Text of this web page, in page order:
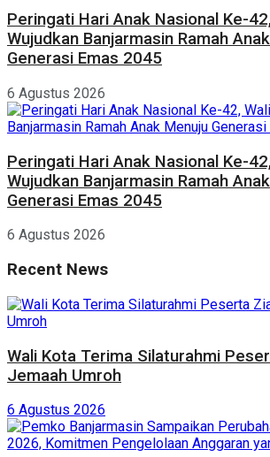
Peringati Hari Anak Nasional Ke-
Wujudkan Banjarmasin Ramah
Generasi Emas 2045
6 Agustus 2026
Peringati Hari Anak Nasional Ke-
Wujudkan Banjarmasin Ramah
Generasi Emas 2045
6 Agustus 2026
Recent News
Wali Kota Terima Silaturahmi
Jemaah Umroh
6 Agustus 2026